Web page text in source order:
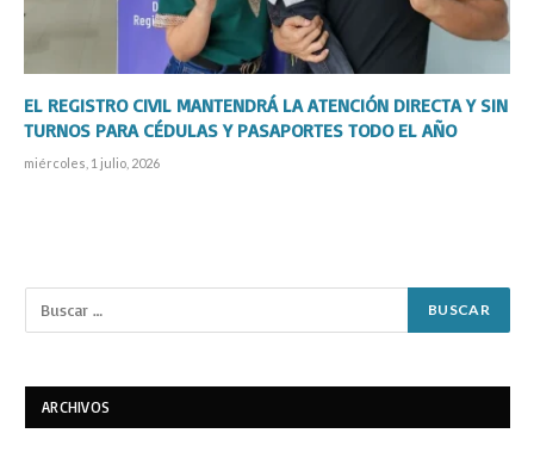
EL REGISTRO CIVIL MANTENDRÁ LA ATENCIÓN DIRECTA Y SIN
TURNOS PARA CÉDULAS Y PASAPORTES TODO EL AÑO
miércoles, 1 julio, 2026
ARCHIVOS